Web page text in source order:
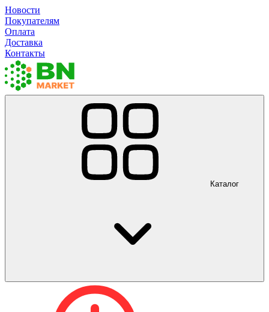
Новости
Покупателям
Оплата
Доставка
Контакты
Каталог